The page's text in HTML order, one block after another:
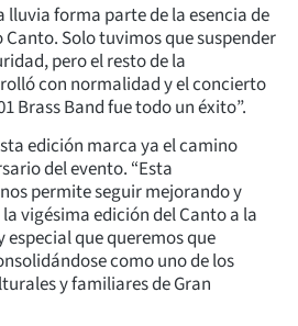
lluvia forma parte de la esencia de
Solo tuvimos que suspender
pero el resto de la
con normalidad y el concierto
Brass Band fue todo un éxito”.
edición marca ya el camino
del evento. “Esta
permite seguir mejorando y
vigésima edición del Canto a la
que queremos que
como uno de los
y familiares de Gran